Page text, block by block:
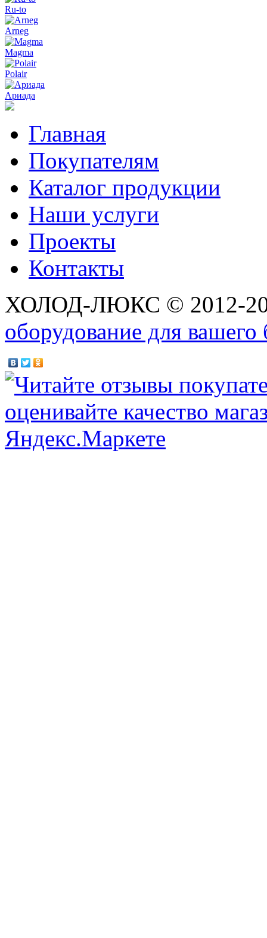
Ru-to
Arneg
Magma
Polair
Ариада
Главная
Покупателям
Каталог продукции
Наши услуги
Проекты
Контакты
ХОЛОД-ЛЮКС © 2012-
оборудование для вашего